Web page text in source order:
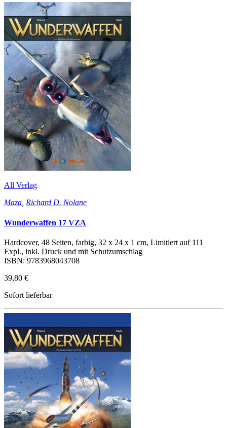
All Verlag
Maza Richard D. Nolane
Wunderwaffen 17 VZA
Hardcover, 48 Seiten, farbig, 32 x 24 x 1 cm, Limitiert auf 111
Expl., inkl. Druck und mit Schutzumschlag
ISBN: 9783968043708
39,80 €
Sofort lieferbar